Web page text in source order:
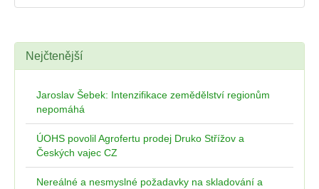
Nejčtenější
Jaroslav Šebek: Intenzifikace zemědělství regionům
nepomáhá
ÚOHS povolil Agrofertu prodej Druko Střížov a
Českých vajec CZ
Nereálné a nesmyslné požadavky na skladování a